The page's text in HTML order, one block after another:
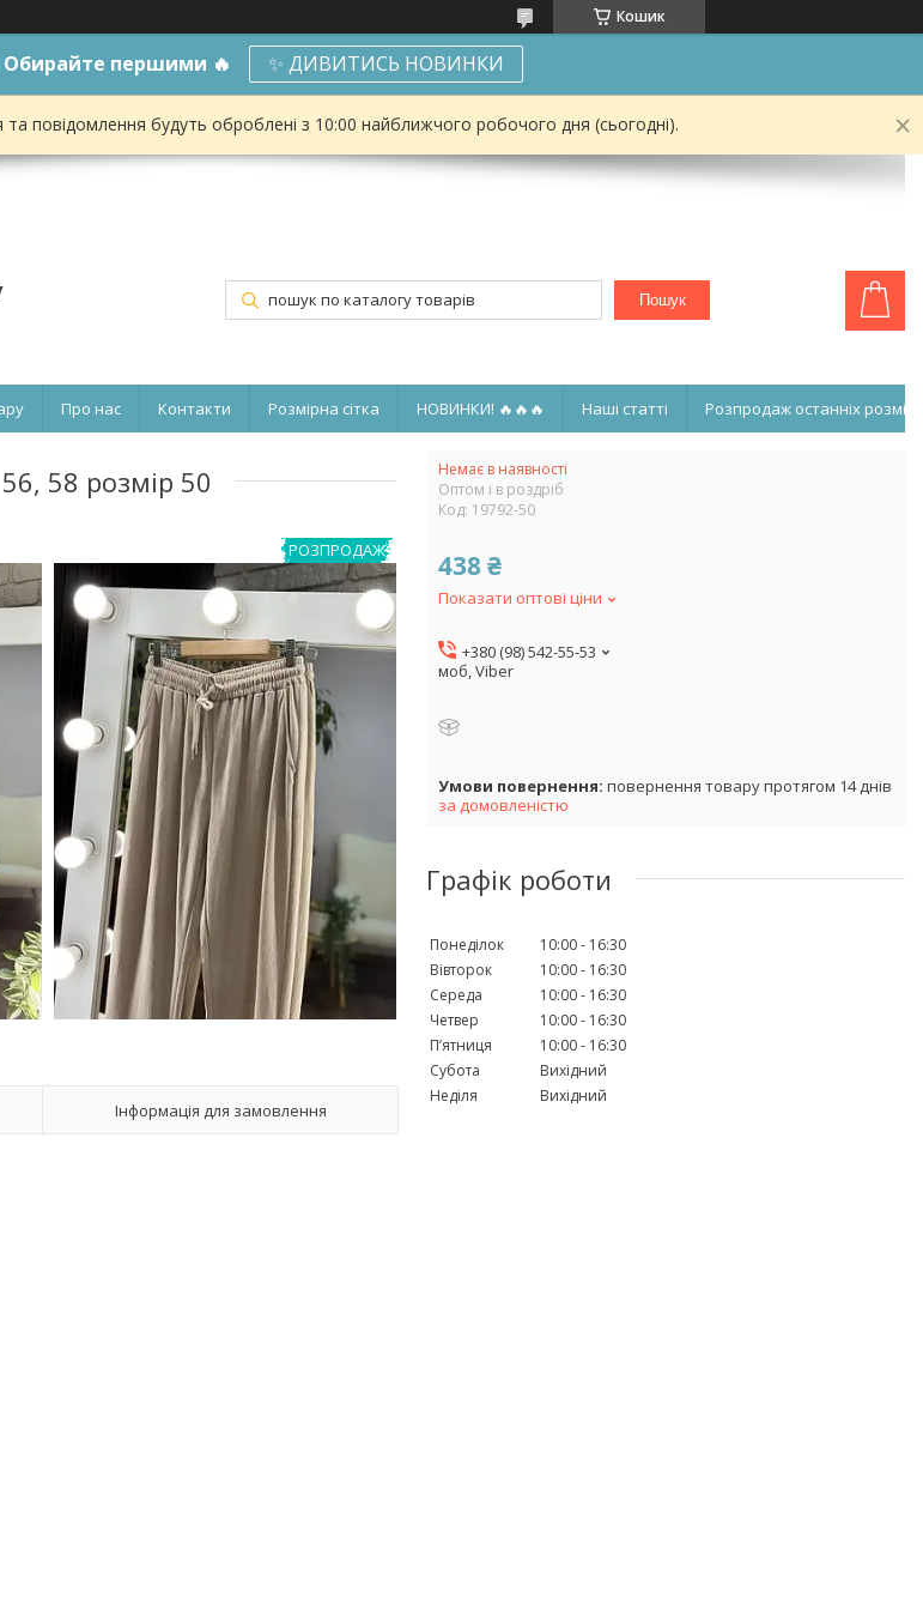
Кошик
Обирайте першими 🔥 ✨ ДИВИТИСЬ НОВИНКИ
повідомлення будуть оброблені з 10:00 найближчого робочого дня (сьогодні).
Пошук
Про нас Контакти Розмірна сітка НОВИНКИ! 🔥🔥🔥 Наші статті Розпродаж останніх
58 розмір 50
РОЗПРОДАЖ
Інформація для замовлення
Немає в наявності
Оптом і в роздріб
Код: 19792-50
438 ₴
Показати оптові ціни
+380 (98) 542-55-53
моб, Viber
повернення товару протягом 14 днів
за домовленістю
Графік роботи
Понеділок 10:00
16:30
Вівторок
10:00
16:30
Середа
10:00
16:30
Четвер
10:00
16:30
Пʼятниця
10:00
16:30
Субота
Вихідний
Неділя
Вихідний